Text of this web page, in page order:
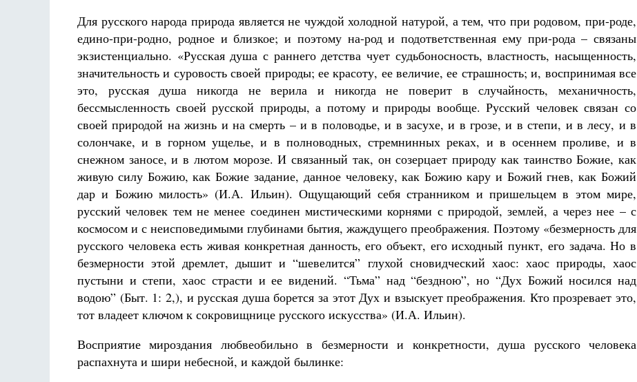
Для русского народа природа является не чуждой холодной натурой, а тем, что при родовом, при-роде,
едино-при-родно, родное и близкое; и поэтому на-род и подответственная ему при-рода – связаны
экзистенциально. «Русская душа с раннего детства чует судьбоносность, властность, насыщенность,
значительность и суровость своей природы; ее красоту, ее величие, ее страшность; и, воспринимая все
это, русская душа никогда не верила и никогда не поверит в случайность, механичность,
бессмысленность своей русской природы, а потому и природы вообще. Русский человек связан со
своей природой на жизнь и на смерть – и в половодье, и в засухе, и в грозе, и в степи, и в лесу, и в
солончаке, и в горном ущелье, и в полноводных, стремнинных реках, и в осеннем проливе, и в
снежном заносе, и в лютом морозе. И связанный так, он созерцает природу как таинство Божие, как
живую силу Божию, как Божие задание, данное человеку, как Божию кару и Божий гнев, как Божий
дар и Божию милость» (И.А. Ильин). Ощущающий себя странником и пришельцем в этом мире,
русский человек тем не менее соединен мистическими корнями с природой, землей, а через нее – с
космосом и с неисповедимыми глубинами бытия, жаждущего преображения. Поэтому «безмерность для
русского человека есть живая конкретная данность, его объект, его исходный пункт, его задача. Но в
безмерности этой дремлет, дышит и “шевелится” глухой сновидческий хаос: хаос природы, хаос
пустыни и степи, хаос страсти и ее видений. “Тьма” над “бездною”, но “Дух Божий носился над
водою” (Быт. 1: 2,), и русская душа борется за этот Дух и взыскует преображения. Кто прозревает это,
тот владеет ключом к сокровищнице русского искусства» (И.А. Ильин).
Восприятие мироздания любвеобильно в безмерности и конкретности, душа русского человека
распахнута и шири небесной, и каждой былинке: